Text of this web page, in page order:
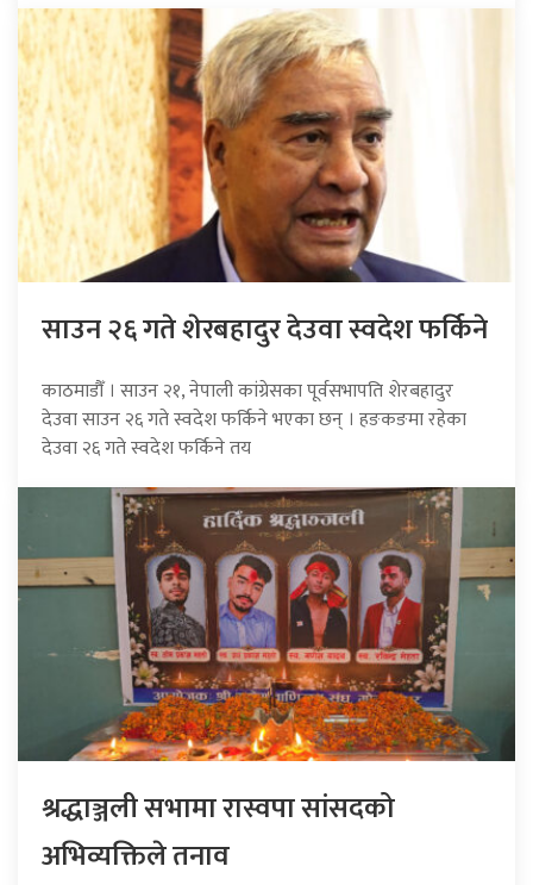
साउन २६ गते शेरबहादुर देउवा स्वदेश फर्किने
काठमाडौँ । साउन २१, नेपाली कांग्रेसका पूर्वसभापति शेरबहादुर
देउवा साउन २६ गते स्वदेश फर्किने भएका छन् । हङकङमा रहेका
देउवा २६ गते स्वदेश फर्किने तय
श्रद्धाञ्जली सभामा रास्वपा सांसदको
अभिव्यक्तिले तनाव